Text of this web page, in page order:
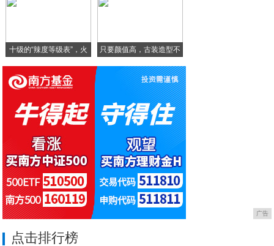
十级的“辣度等级表”，火
只要颜值高，古装造型不
华
广告
点击排行榜